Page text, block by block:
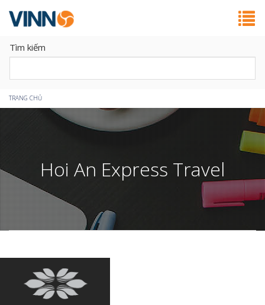
Tìm kiếm
Bạn
đang
ở
đây
TRANG CHỦ
Hoi An Express Travel